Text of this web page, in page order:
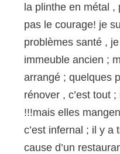
la plinthe en métal ,
pas le courage! je
problèmes santé , je
immeuble ancien ;
arrangé ; quelques
rénover , c’est tout
!!!mais elles
c’est infernal ; il y a
cause d’un